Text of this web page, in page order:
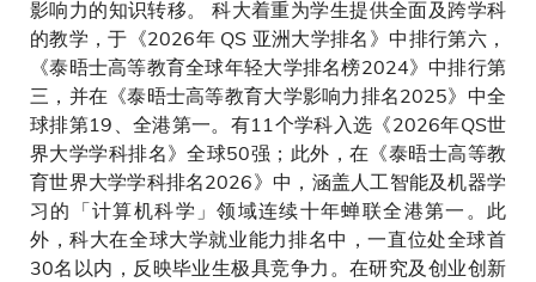
影响力的知识转移。 科大着重为学生提供全面及跨学科
的教学，于《2026年 QS 亚洲大学排名》中排行第六，
《泰晤士高等教育全球年轻大学排名榜2024》中排行第
三，并在《泰晤士高等教育大学影响力排名2025》中全
球排第19、全港第一。有11个学科入选《2026年QS世
界大学学科排名》全球50强；此外，在《泰晤士高等教
育世界大学学科排名2026》中，涵盖人工智能及机器学
习的「计算机科学」领域连续十年蝉联全港第一。此
外，科大在全球大学就业能力排名中，一直位处全球首
30名以内，反映毕业生极具竞争力。在研究及创业创新